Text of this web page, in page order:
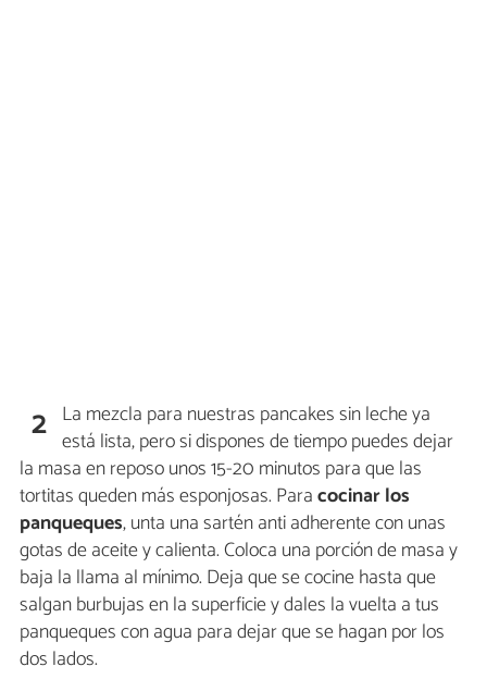
2 La mezcla para nuestras pancakes sin leche ya
está lista, pero si dispones de tiempo puedes dejar
la masa en reposo unos 15-20 minutos para que las
tortitas queden más esponjosas. Paracocinar los
panqueques, unta una sartén anti adherente con unas
gotas de aceite y calienta. Coloca una porción de masa y
baja la llama al mínimo. Deja que se cocine hasta que
salgan burbujas en la superficie y dales la vuelta a tus
panqueques con agua para dejar que se hagan por los
dos lados.